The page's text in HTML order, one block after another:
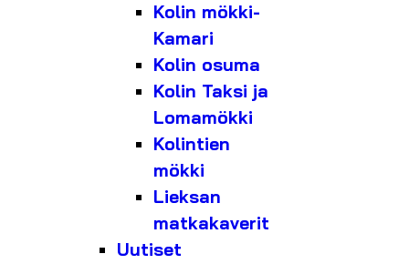
Kolin mökki-
Kamari
Kolin osuma
Kolin Taksi ja
Lomamökki
Kolintien
mökki
Lieksan
matkakaverit
Uutiset